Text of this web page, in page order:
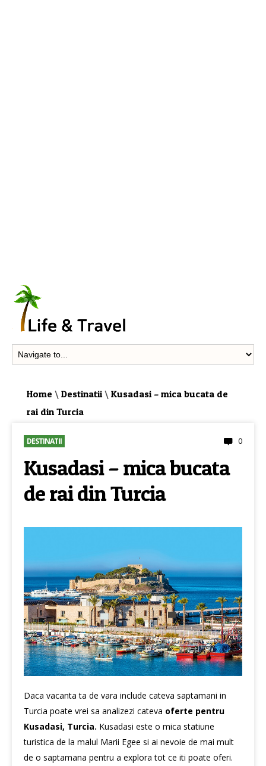
Home \ Destinatii \ Kusadasi – mica bucata de
rai din Turcia
DESTINATII 0
Kusadasi – mica bucata
de rai din Turcia
Daca vacanta ta de vara include cateva saptamani in
Turcia poate vrei sa analizezi cateva oferte pentru
Kusadasi, Turcia. Kusadasi este o mica statiune
turistica de la malul Marii Egee si ai nevoie de mai mult
de o saptamana pentru a explora tot ce iti poate oferi.